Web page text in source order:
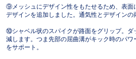
⑨メッシュにデザイン性をもたせるため、表面
デザインを追加しました。通気性とデザインの
⑩シャベル状のスパイクが路面をグリップ。ダ
減します。つま先部の屈曲溝がキック時のパワ
をサポート。